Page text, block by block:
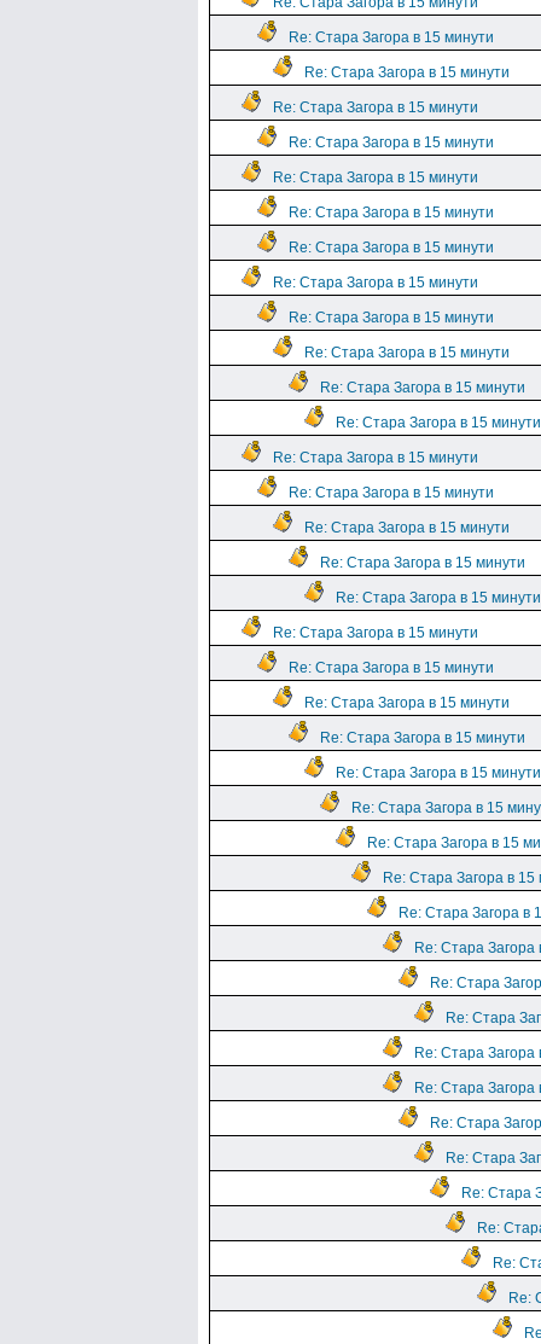
Re: Стара Загора в 15 минути
Re: Стара Загора в 15 минути
Re: Стара Загора в 15 минути
Re: Стара Загора в 15 минути
Re: Стара Загора в 15 минути
Re: Стара Загора в 15 минути
Re: Стара Загора в 15 минути
Re: Стара Загора в 15 минути
Re: Стара Загора в 15 минути
Re: Стара Загора в 15 минути
Re: Стара Загора в 15 минути
Re: Стара Загора в 15 минути
Re: Стара Загора в 15 минути
Re: Стара Загора в 15 минути
Re: Стара Загора в 15 минути
Re: Стара Загора в 15 минути
Re: Стара Загора в 15 минути
Re: Стара Загора в 15 минути
Re: Стара Загора в 15 минути
Re: Стара Загора в 15 минути
Re: Стара Загора в 15 минути
Re: Стара Загора в 15 минути
Re: Стара Загора в 15
Re: Стара Загора в 15
Re: Стара Загора в 15
Re: Стара Загора в
Re: Стара Загора
Re: Стара
Re: Стара
Re: Стара Загора
Re: Стара Загора
Re: Стара
Re: Стара
Re: Стара
Re:
Re:
Re: